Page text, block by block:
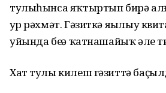
тулыһынса яҡтыртып бирә
ҙур рәхмәт. Гәзиткә яҙылыу
уйында беҙҙә ҡатнашайыҡ әле
Хат тулы килеш гәзиттә